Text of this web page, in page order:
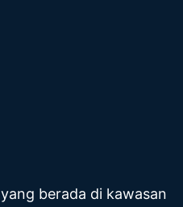
yang berada di kawasan